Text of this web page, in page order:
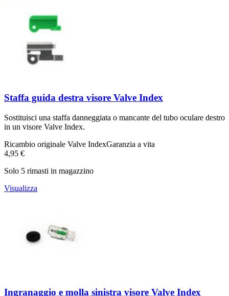
Staffa guida destra visore Valve Index
Sostituisci una staffa danneggiata o mancante del tubo oculare destro
in un visore Valve Index.
Ricambio originale Valve IndexGaranzia a vita
4,95 €
Solo 5 rimasti in magazzino
Visualizza
Ingranaggio e molla sinistra visore Valve Index